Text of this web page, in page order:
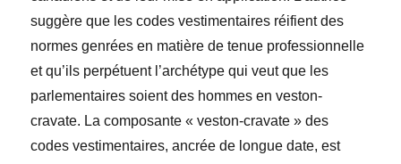
suggère que les codes vestimentaires réifient des
normes genrées en matière de tenue professionnelle
et qu’ils perpétuent l’archétype qui veut que les
parlementaires soient des hommes en veston-
cravate. La composante « veston-cravate » des
codes vestimentaires, ancrée de longue date, est